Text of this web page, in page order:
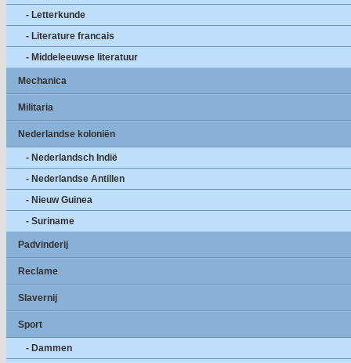
- Letterkunde
- Literature francais
- Middeleeuwse literatuur
Mechanica
Militaria
Nederlandse koloniën
- Nederlandsch Indië
- Nederlandse Antillen
- Nieuw Guinea
- Suriname
Padvinderij
Reclame
Slavernij
Sport
- Dammen